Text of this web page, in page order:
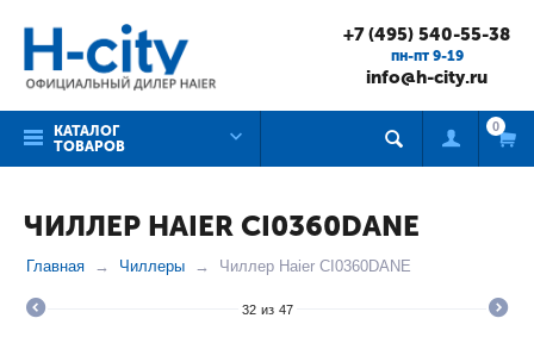
+7 (495) 540-55-38
пн-пт 9-19
info@h-city.ru
КАТАЛОГ
ТОВАРОВ
0
ЧИЛЛЕР HAIER CI0360DANE
Главная Чиллеры Чиллер Haier CI0360DANE
32 из 47